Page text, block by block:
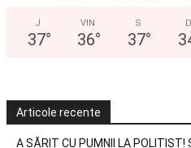
J
37°
VIN
36°
S
37°
D
Articole recente
A SĂRIT CU PUMNII LA POLIȚIST!